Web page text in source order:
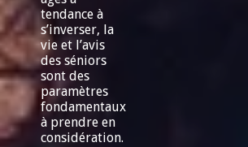
tendance à
s’inverser, la
vie et l’avis
des séniors
sont des
paramètres
fondamentaux
à prendre en
considération.